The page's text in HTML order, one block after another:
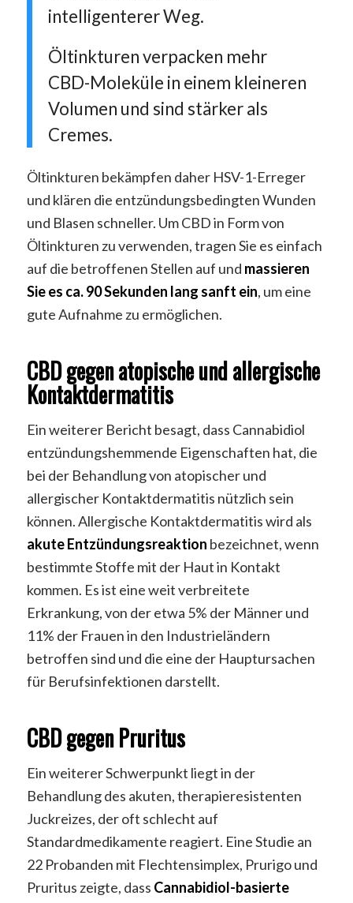
intelligenterer Weg.
Öltinkturen verpacken mehr
CBD-Moleküle in einem kleineren
Volumen und sind stärker als
Cremes.
Öltinkturen bekämpfen daher HSV-1-Erreger
und klären die entzündungsbedingten Wunden
und Blasen schneller. Um CBD in Form von
Öltinkturen zu verwenden, tragen Sie es einfach
auf die betroffenen Stellen auf und massieren
Sie es ca. 90 Sekunden lang sanft ein, um eine
gute Aufnahme zu ermöglichen.
CBD gegen atopische und allergische
Kontaktdermatitis
Ein weiterer Bericht besagt, dass Cannabidiol
entzündungshemmende Eigenschaften hat, die
bei der Behandlung von atopischer und
allergischer Kontaktdermatitis nützlich sein
können. Allergische Kontaktdermatitis wird als
akute Entzündungsreaktion bezeichnet, wenn
bestimmte Stoffe mit der Haut in Kontakt
kommen. Es ist eine weit verbreitete
Erkrankung, von der etwa 5% der Männer und
11% der Frauen in den Industrieländern
betroffen sind und die eine der Hauptursachen
für Berufsinfektionen darstellt.
CBD gegen Pruritus
Ein weiterer Schwerpunkt liegt in der
Behandlung des akuten, therapieresistenten
Juckreizes, der oft schlecht auf
Standardmedikamente reagiert. Eine Studie an
22 Probanden mit Flechtensimplex, Prurigo und
Pruritus zeigte, dass Cannabidiol-basierte